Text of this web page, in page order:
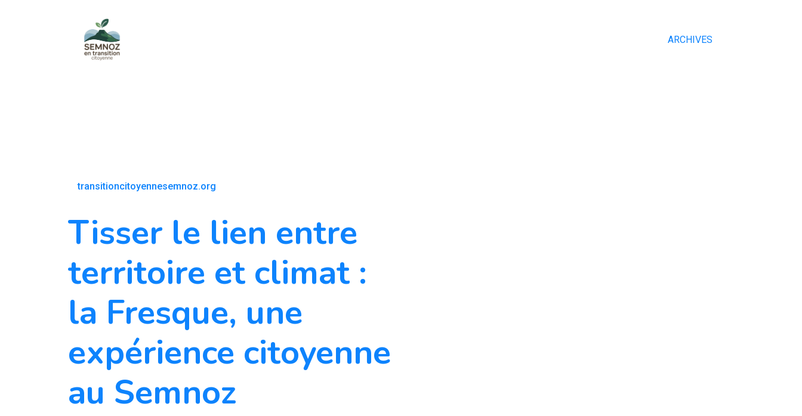
ARCHIVES
transitioncitoyennesemnoz.org
Tisser le lien entre
territoire et climat :
la Fresque, une
expérience citoyenne
au Semnoz